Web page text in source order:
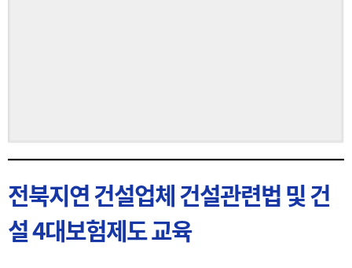
전북지연 건설업체 건설관련법 및 건
설 4대보험제도 교육